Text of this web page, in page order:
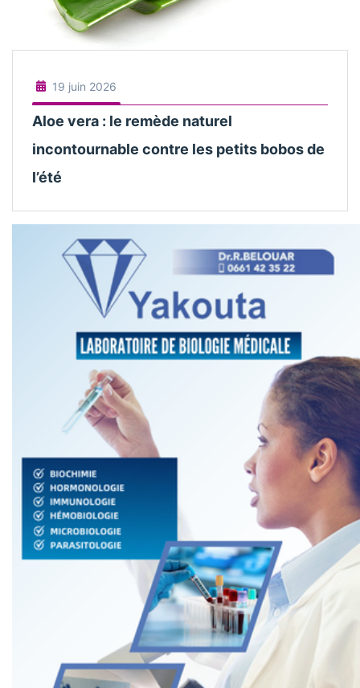
19 juin 2026
Aloe vera : le remède naturel
incontournable contre les petits bobos de
l’été